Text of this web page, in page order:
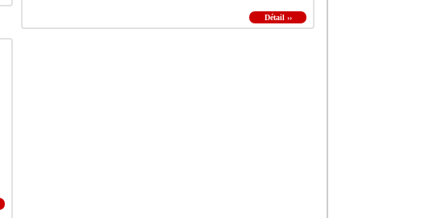
Détail ››